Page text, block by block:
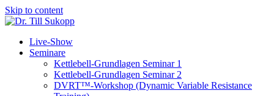
Skip to content
Live-Show
Seminare
Kettlebell-Grundlagen Seminar 1
Kettlebell-Grundlagen Seminar 2
DVRT™-Workshop (Dynamic Variable Resistance